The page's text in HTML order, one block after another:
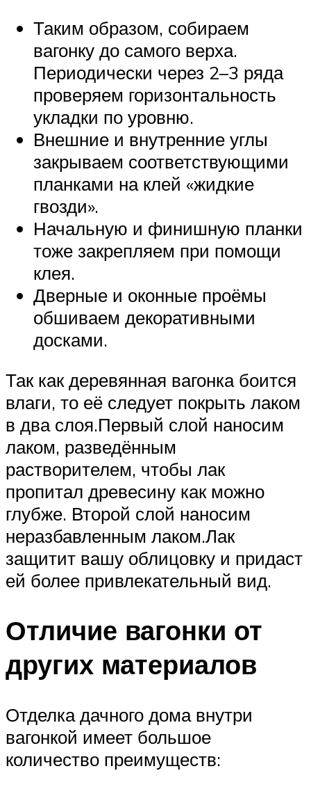
Таким образом, собираем
вагонку до самого верха.
Периодически через 2–3 ряда
проверяем горизонтальность
укладки по уровню.
Внешние и внутренние углы
закрываем соответствующими
планками на клей «жидкие
гвозди».
Начальную и финишную планки
тоже закрепляем при помощи
клея.
Дверные и оконные проёмы
обшиваем декоративными
досками.
Так как деревянная вагонка боится
влаги, то её следует покрыть лаком
в два слоя.Первый слой наносим
лаком, разведённым
растворителем, чтобы лак
пропитал древесину как можно
глубже. Второй слой наносим
неразбавленным лаком.Лак
защитит вашу облицовку и придаст
ей более привлекательный вид.
Отличие вагонки от
других материалов
Отделка дачного дома внутри
вагонкой имеет большое
количество преимуществ: